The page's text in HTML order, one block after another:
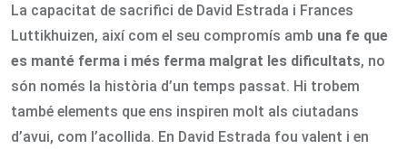
La capacitat de sacrifici de David Estrada i Frances
Luttikhuizen, així com el seu compromís amb una fe que
es manté ferma i més ferma malgrat les dificultats, no
són només la història d’un temps passat. Hi trobem
també elements que ens inspiren molt als ciutadans
d’avui, com l’acollida. En David Estrada fou valent i en